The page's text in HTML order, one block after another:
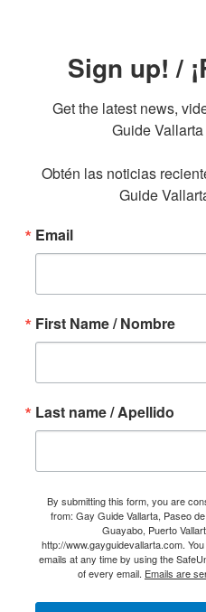
Sign up! /
Get the latest news,
Guide
Obtén las noticias
Guide
Email
First Name / Nombre
Last name / Apellido
By submitting this form, you are
from: Gay Guide Vallarta, Paseo
Guayabo, Puerto
http://www.gayguidevallarta.com.
emails at any time by using the
of every email. Emails are